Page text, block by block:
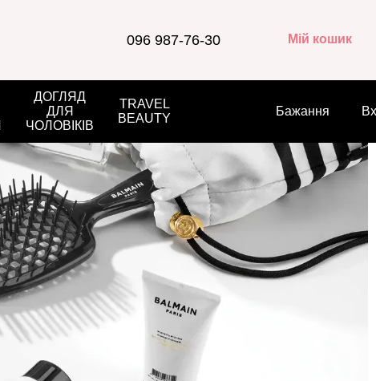
096 987-76-30 Мій кошик
ДОГЛЯД
ДЛЯ
ЧОЛОВІКІВ
TRAVEL
BEAUTY
Бажання